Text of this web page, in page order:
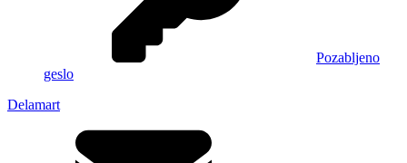
Pozabljeno
geslo
Delamart